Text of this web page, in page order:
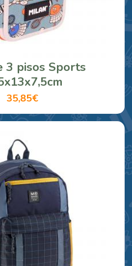
3 pisos Sports
35,85€